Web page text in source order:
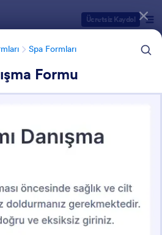
Ücretsiz Kaydol
Spa Formları
Formu
Spa Formları